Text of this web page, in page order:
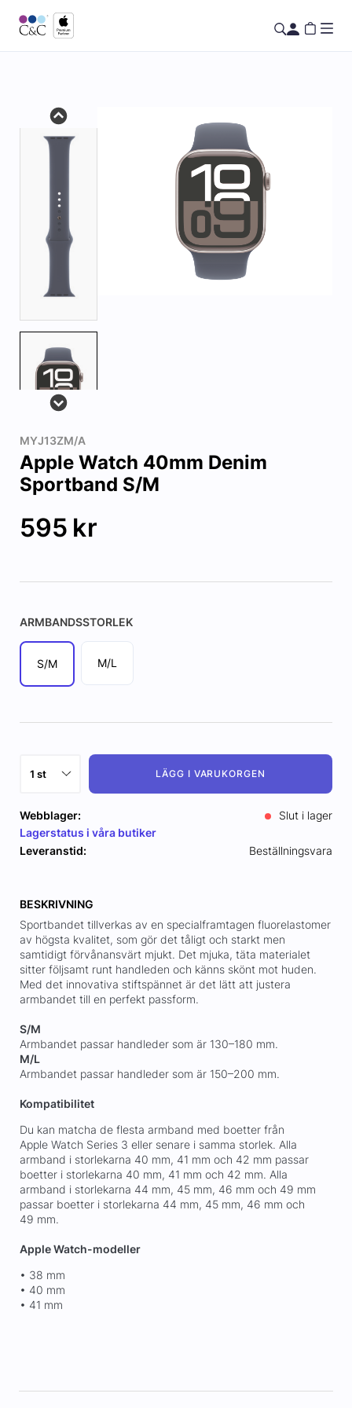
MYJ13ZM/A
Apple Watch 40mm Denim
Sportband S/M
595 kr
ARMBANDSSTORLEK
S/M M/L
LÄGG I VARUKORGEN
Webblager:
Slut i lager
Lagerstatus i våra butiker
Leveranstid:
Beställningsvara
BESKRIVNING
Sportbandet tillverkas av en specialframtagen fluorelastomer
av högsta kvalitet, som gör det tåligt och starkt men
samtidigt förvånansvärt mjukt. Det mjuka, täta materialet
sitter följsamt runt handleden och känns skönt mot huden.
Med det innovativa stiftspännet är det lätt att justera
armbandet till en perfekt passform.
S/M
Armbandet passar handleder som är 130–180 mm.
M/L
Armbandet passar handleder som är 150–200 mm.
Kompatibilitet
Du kan matcha de flesta armband med boetter från
Apple Watch Series 3 eller senare i samma storlek. Alla
armband i storlekarna 40 mm, 41 mm och 42 mm passar
boetter i storlekarna 40 mm, 41 mm och 42 mm. Alla
armband i storlekarna 44 mm, 45 mm, 46 mm och 49 mm
passar boetter i storlekarna 44 mm, 45 mm, 46 mm och
49 mm.
Apple Watch-modeller
• 38 mm
• 40 mm
• 41 mm